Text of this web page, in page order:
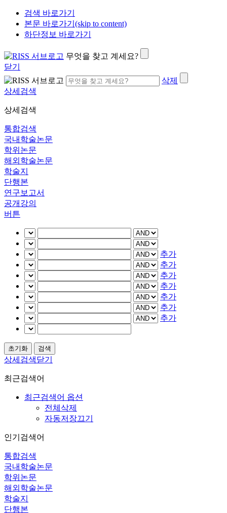
검색 바로가기
본문 바로가기(skip to content)
하단정보 바로가기
무엇을 찾고 계세요?
닫기
삭제
상세검색
상세검색
통합검색
국내학술논문
학위논문
해외학술논문
학술지
단행본
연구보고서
공개강의
버튼
추가
추가
추가
추가
추가
추가
추가
상세검색닫기
최근검색어
최근검색어 옵션
전체삭제
자동저장끄기
인기검색어
통합검색
국내학술논문
학위논문
해외학술논문
학술지
단행본